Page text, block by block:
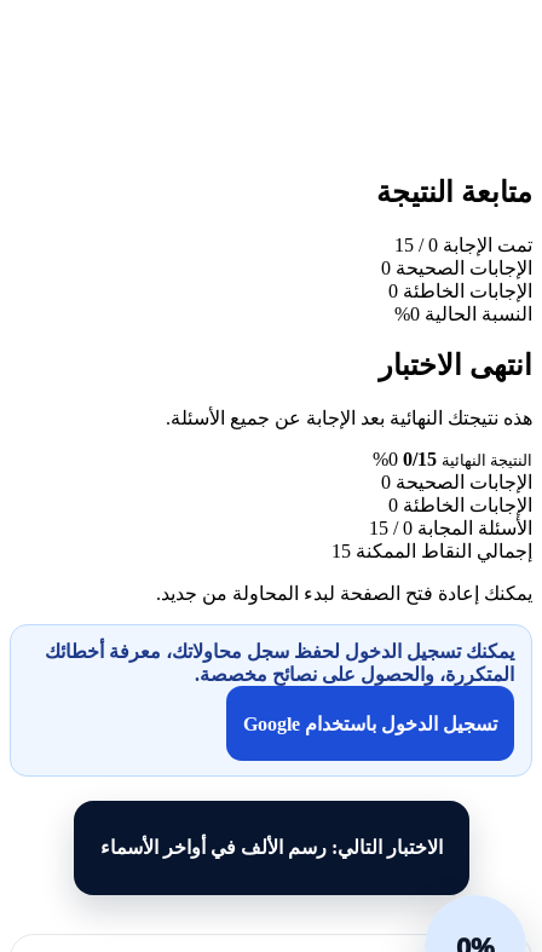
متابعة النتيجة
تمت الإجابة 0
/ 15
الإجابات الصحيحة 0
الإجابات الخاطئة 0
النسبة الحالية 0%
انتهى الاختبار
هذه نتيجتك النهائية بعد الإجابة عن جميع الأسئلة.
النتيجة النهائية 0/15
0%
الإجابات الصحيحة 0
الإجابات الخاطئة 0
الأسئلة المجابة 0 / 15
إجمالي النقاط الممكنة 15
يمكنك إعادة فتح الصفحة لبدء المحاولة من جديد.
يمكنك تسجيل الدخول لحفظ سجل محاولاتك، معرفة أخطائك
المتكررة، والحصول على نصائح مخصصة.
تسجيل الدخول باستخدام Google
الاختبار التالي: رسم الألف في أواخر الأسماء